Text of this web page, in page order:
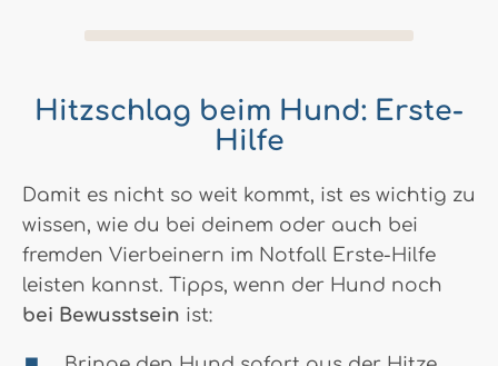
Hitzschlag beim Hund: Erste-
Hilfe
Damit es nicht so weit kommt, ist es wichtig zu
wissen, wie du bei deinem oder auch bei
fremden Vierbeinern im Notfall Erste-Hilfe
leisten kannst. Tipps, wenn der Hund noch
bei Bewusstsein ist: